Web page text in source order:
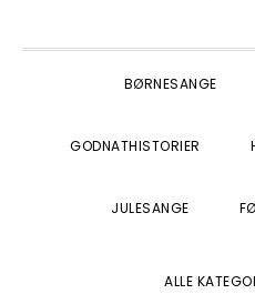
BØRNESANGE
GODNATHISTORIER
JULESANGE
ALLE